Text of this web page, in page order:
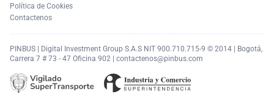
Política de Cookies
Contactenos
PINBUS | Digital Investment Group S.A.S NIT 900.710.715-9 © 2014 | Bogotá,
Carrera 7 # 73 - 47 Oficina 902 | contactenos@pinbus.com